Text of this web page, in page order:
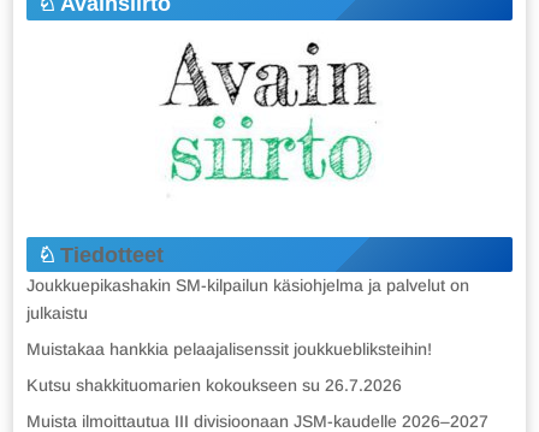
Tiedotteet
Joukkuepikashakin SM-kilpailun käsiohjelma ja palvelut on
julkaistu
Muistakaa hankkia pelaajalisenssit joukkuebliksteihin!
Kutsu shakkituomarien kokoukseen su 26.7.2026
Muista ilmoittautua III divisioonaan JSM-kaudelle 2026–2027